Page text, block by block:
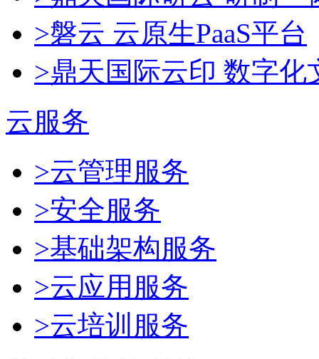
>磐云 云原生PaaS平台
>鼎天国际云印 数字化
云服务
>云管理服务
>安全服务
>基础架构服务
>云应用服务
>云培训服务